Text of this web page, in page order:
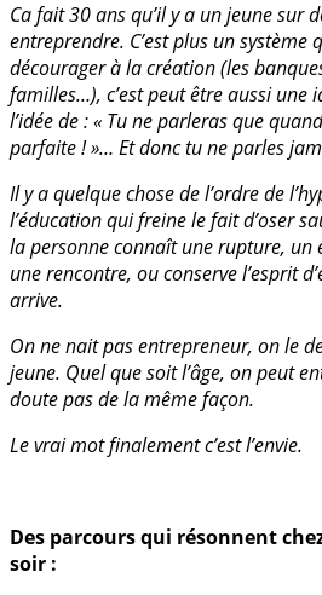
Ca fait 30 ans qu’il y a un jeune sur
entreprendre. C’est plus un système
décourager à la création (les
familles…), c’est peut être aussi une
l’idée de : « Tu ne parleras que
parfaite ! »… Et donc tu ne parles
Il y a quelque chose de l’ordre de
l’éducation qui freine le fait d’oser
la personne connaît une rupture, un
une rencontre, ou conserve l’esprit
arrive.
On ne nait pas entrepreneur, on le
jeune. Quel que soit l’âge, on peut
doute pas de la même façon.
Le vrai mot finalement c’est l’envie.
Des parcours qui résonnent
soir :